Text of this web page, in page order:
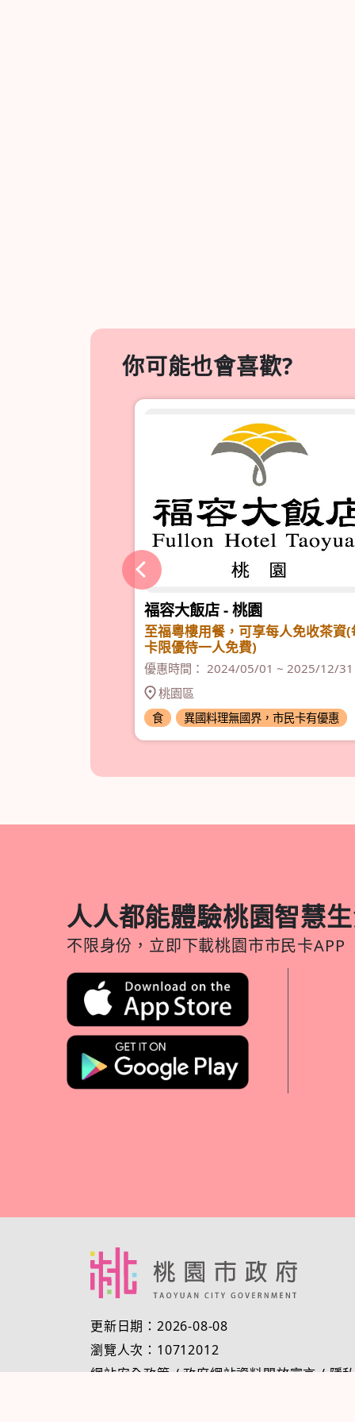
你可能也會喜歡?
福容大飯店 - 桃園
至福粵樓用餐，可享每人免收茶資(
卡限優待一人免費)
優惠時間： 2024/05/01 ~ 2025/12/31
桃園區
食 異國料理無國界，市民卡有優惠
人人都能體驗桃園智慧
不限身份，立即下載桃園市市民卡APP
更新日期：2026-08-08
瀏覽人次：10712012
網站安全政策 /政府網站資料開放宣言 /隱